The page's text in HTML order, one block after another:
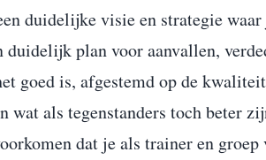
duidelijke visie en strategie
duidelijk plan voor aanvallen,
goed is, afgestemd op de
als tegenstanders toch beter
dat je als trainer en groep